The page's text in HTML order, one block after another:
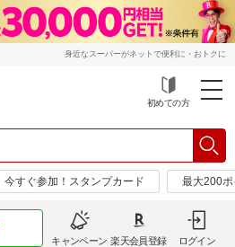
身近なスーパーがネットで便利に・おトクに
初めての方
今すぐ参加！スタンプカード 最大200
キャンペーン 楽天会員登録 ログイン